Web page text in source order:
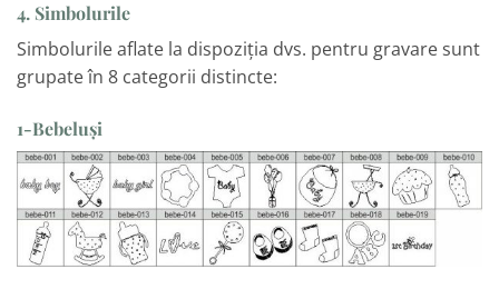
4. Simbolurile
Simbolurile aflate la dispoziția dvs. pentru gravare sunt
grupate în 8 categorii distincte:
1-Bebeluși